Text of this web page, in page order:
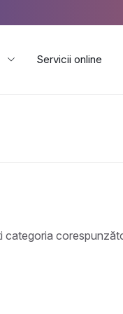
Servicii online